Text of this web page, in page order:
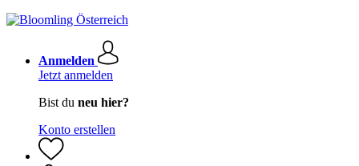
Anmelden
Jetzt anmelden
Bist du neu hier?
Konto erstellen